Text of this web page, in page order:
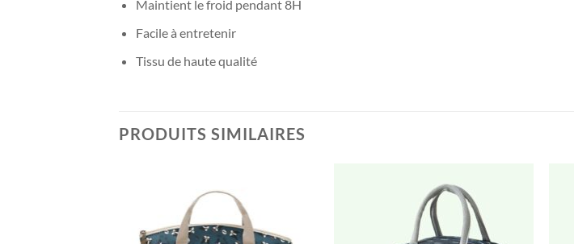
Maintient le froid pendant 8H
Facile à entretenir
Tissu de haute qualité
PRODUITS SIMILAIRES